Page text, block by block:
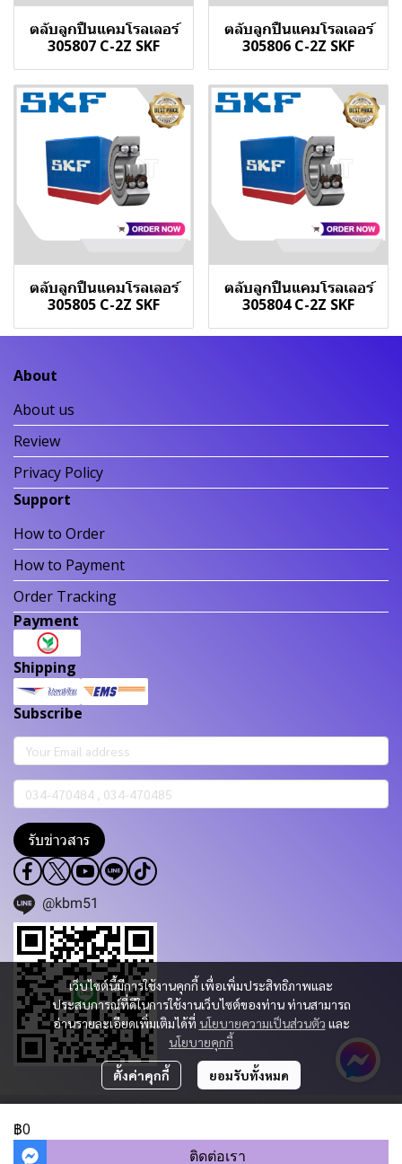
ตลับลูกปืนแคมโรลเลอร์
305807 C-2Z SKF
ตลับลูกปืนแคมโรลเลอร์
305806 C-2Z SKF
ตลับลูกปืนแคมโรลเลอร์
305805 C-2Z SKF
ตลับลูกปืนแคมโรลเลอร์
305804 C-2Z SKF
฿0
ติดต่อเรา
เว็บไซต์นี้มีการใช้งานคุกกี้ เพื่อเพิ่มประสิทธิภาพและ
ประสบการณ์ที่ดีในการใช้งานเว็บไซต์ของท่าน ท่านสามารถ
อ่านรายละเอียดเพิ่มเติมได้ที่ นโยบายความเป็นส่วนตัว และ
นโยบายคุกกี้
ตั้งค่าคุกกี้ ยอมรับทั้งหมด
About
About us
Review
Privacy Policy
Support
How to Order
How to Payment
Order Tracking
Payment
Shipping
Subscribe
รับข่าวสาร
@kbm51
Copyright 2023 | All Rights Reserved | Powered by KBM PART & TRADING
ผู้เข้าชมวันนี้340